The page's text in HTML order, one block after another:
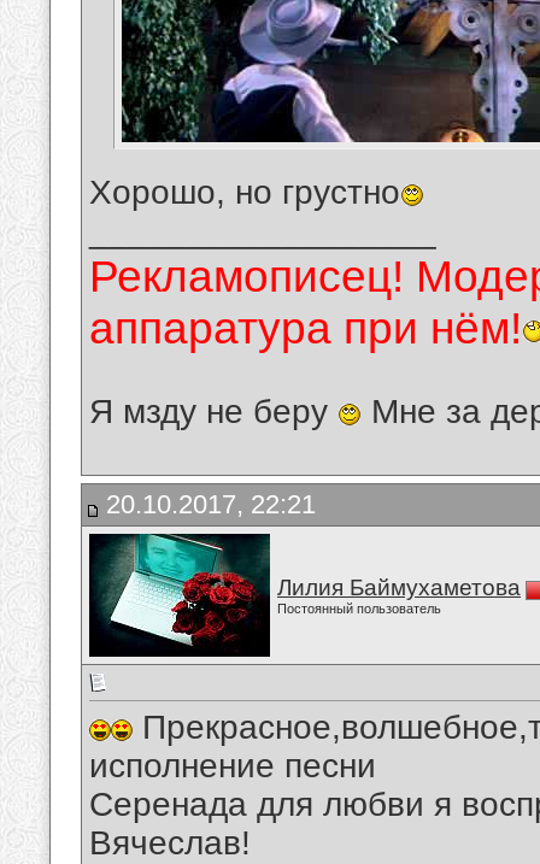
Хорошо, но грустно
Рекламописец!
аппаратура при нём!
Я мзду не беру Мне за
20.10.2017, 22:21
Лилия Баймухаметова
Постоянный пользователь
исполнение песни
Серенада для любви я
Вячеслав!